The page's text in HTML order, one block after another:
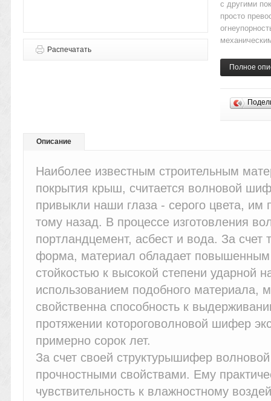
Распечатать
с другими
просто
Полное
Описание
Наиболее известным строительным
покрытия крыш, считается волновой
привыкли наши глаза - серого цвета,
тому назад. В процессе изготовления
портландцемент, асбест и вода. За счет
форма, материал обладает повышенным
стойкостью к высокой степени ударной
использованием подобного материала,
свойственна способность к
протяжении котороговолновой шифер
примерно сорок лет.
За счет своей структурышифер
прочностными свойствами. Ему
чувствительность к влажностному